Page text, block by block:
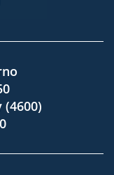
(4600)